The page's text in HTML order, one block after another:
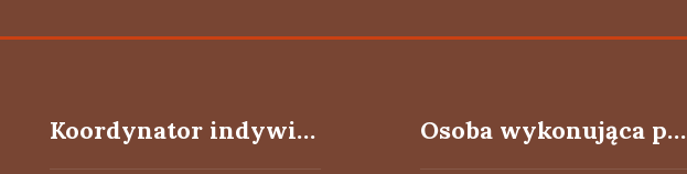
Koordynator indywidualnych planów usług społecznych ( k / m ) Osoba wykonująca prace reklamowe